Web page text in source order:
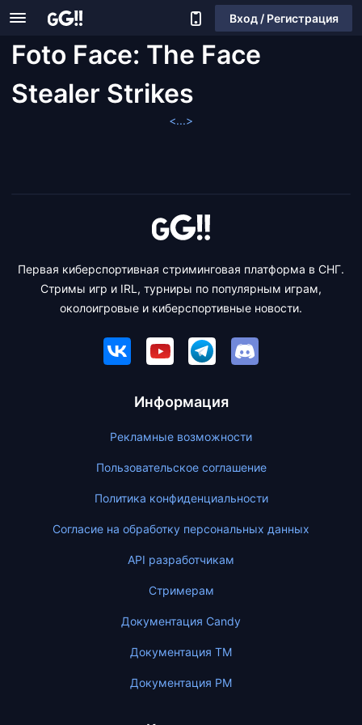
Вход / Регистрация
Foto Face: The Face
Stealer Strikes
<...>
Первая киберспортивная стриминговая платформа в СНГ.
Стримы игр и IRL, турниры по популярным играм,
околоигровые и киберспортивные новости.
Информация
Рекламные возможности
Пользовательское соглашение
Политика конфиденциальности
Согласие на обработку персональных данных
API разработчикам
Стримерам
Документация Candy
Документация ТМ
Документация PM